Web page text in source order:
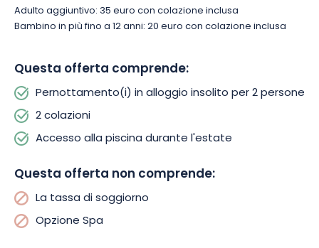
sicuramente il vostro palato!
sono disponibili anche spazi dedicati al relax e al benessere.
Approfittate gratuitamente della piscina riscaldata o
concedetevi un momento di benessere in spa con un
supplemento. Qualunque siano le vostre esigenze, il nostro
team sarà a vostra disposizione per offrirvi un soggiorno
indimenticabile!
Adulto aggiuntivo: 35 euro con colazione inclusa
Bambino in più fino a 12 anni: 20 euro con colazione inclusa
Questa offerta comprende:
Pernottamento(i) in alloggio insolito per 2 persone
2 colazioni
Accesso alla piscina durante l'estate
Questa offerta non comprende:
La tassa di soggiorno
Opzione Spa